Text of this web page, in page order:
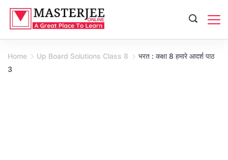
Skip
content
Home Up Board Solutions Class 8
भरत : कक्षा 8 हमारे आदर्श पाठ
3